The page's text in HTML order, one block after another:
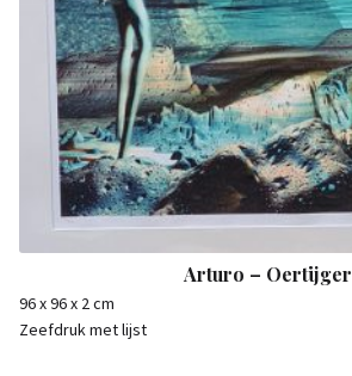
Arturo – Oertijger
96 x 96 x 2 cm
Zeefdruk met lijst